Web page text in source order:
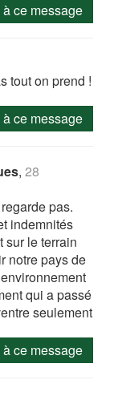
ce message
tout on prend !
ce message
,28
pas.
indemnités
sur le terrain
notre pays de
qui a passé
seulement
ce message